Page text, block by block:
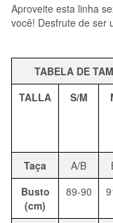
Aproveite esta linha
você! Desfrute de ser
TABELA DE
TALLA
S/M
Taça A/B
Busto
(cm)
89-90